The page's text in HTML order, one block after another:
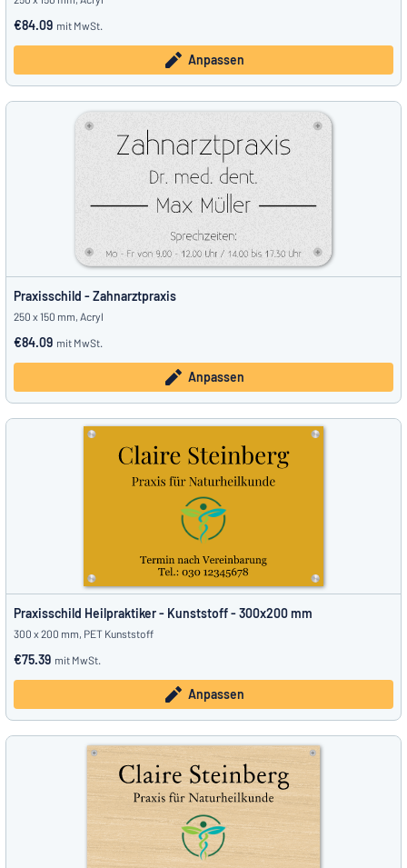
€84.09 mit MwSt.
Anpassen
Praxisschild - Zahnarztpraxis
250 x 150 mm, Acryl
€84.09 mit MwSt.
Anpassen
Praxisschild Heilpraktiker - Kunststoff - 300x200 mm
300 x 200 mm, PET Kunststoff
€75.39 mit MwSt.
Anpassen